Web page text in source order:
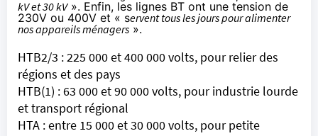
kV et 30 kV». Enfin, les lignes BT ont une tension de
230V ou 400V et « servent tous les jours pour alimenter
nos appareils ménagers ».
HTB2/3 : 225 000 et 400 000 volts, pour relier des
régions et des pays
HTB(1) : 63 000 et 90 000 volts, pour industrie lourde
et transport régional
HTA : entre 15 000 et 30 000 volts, pour petite